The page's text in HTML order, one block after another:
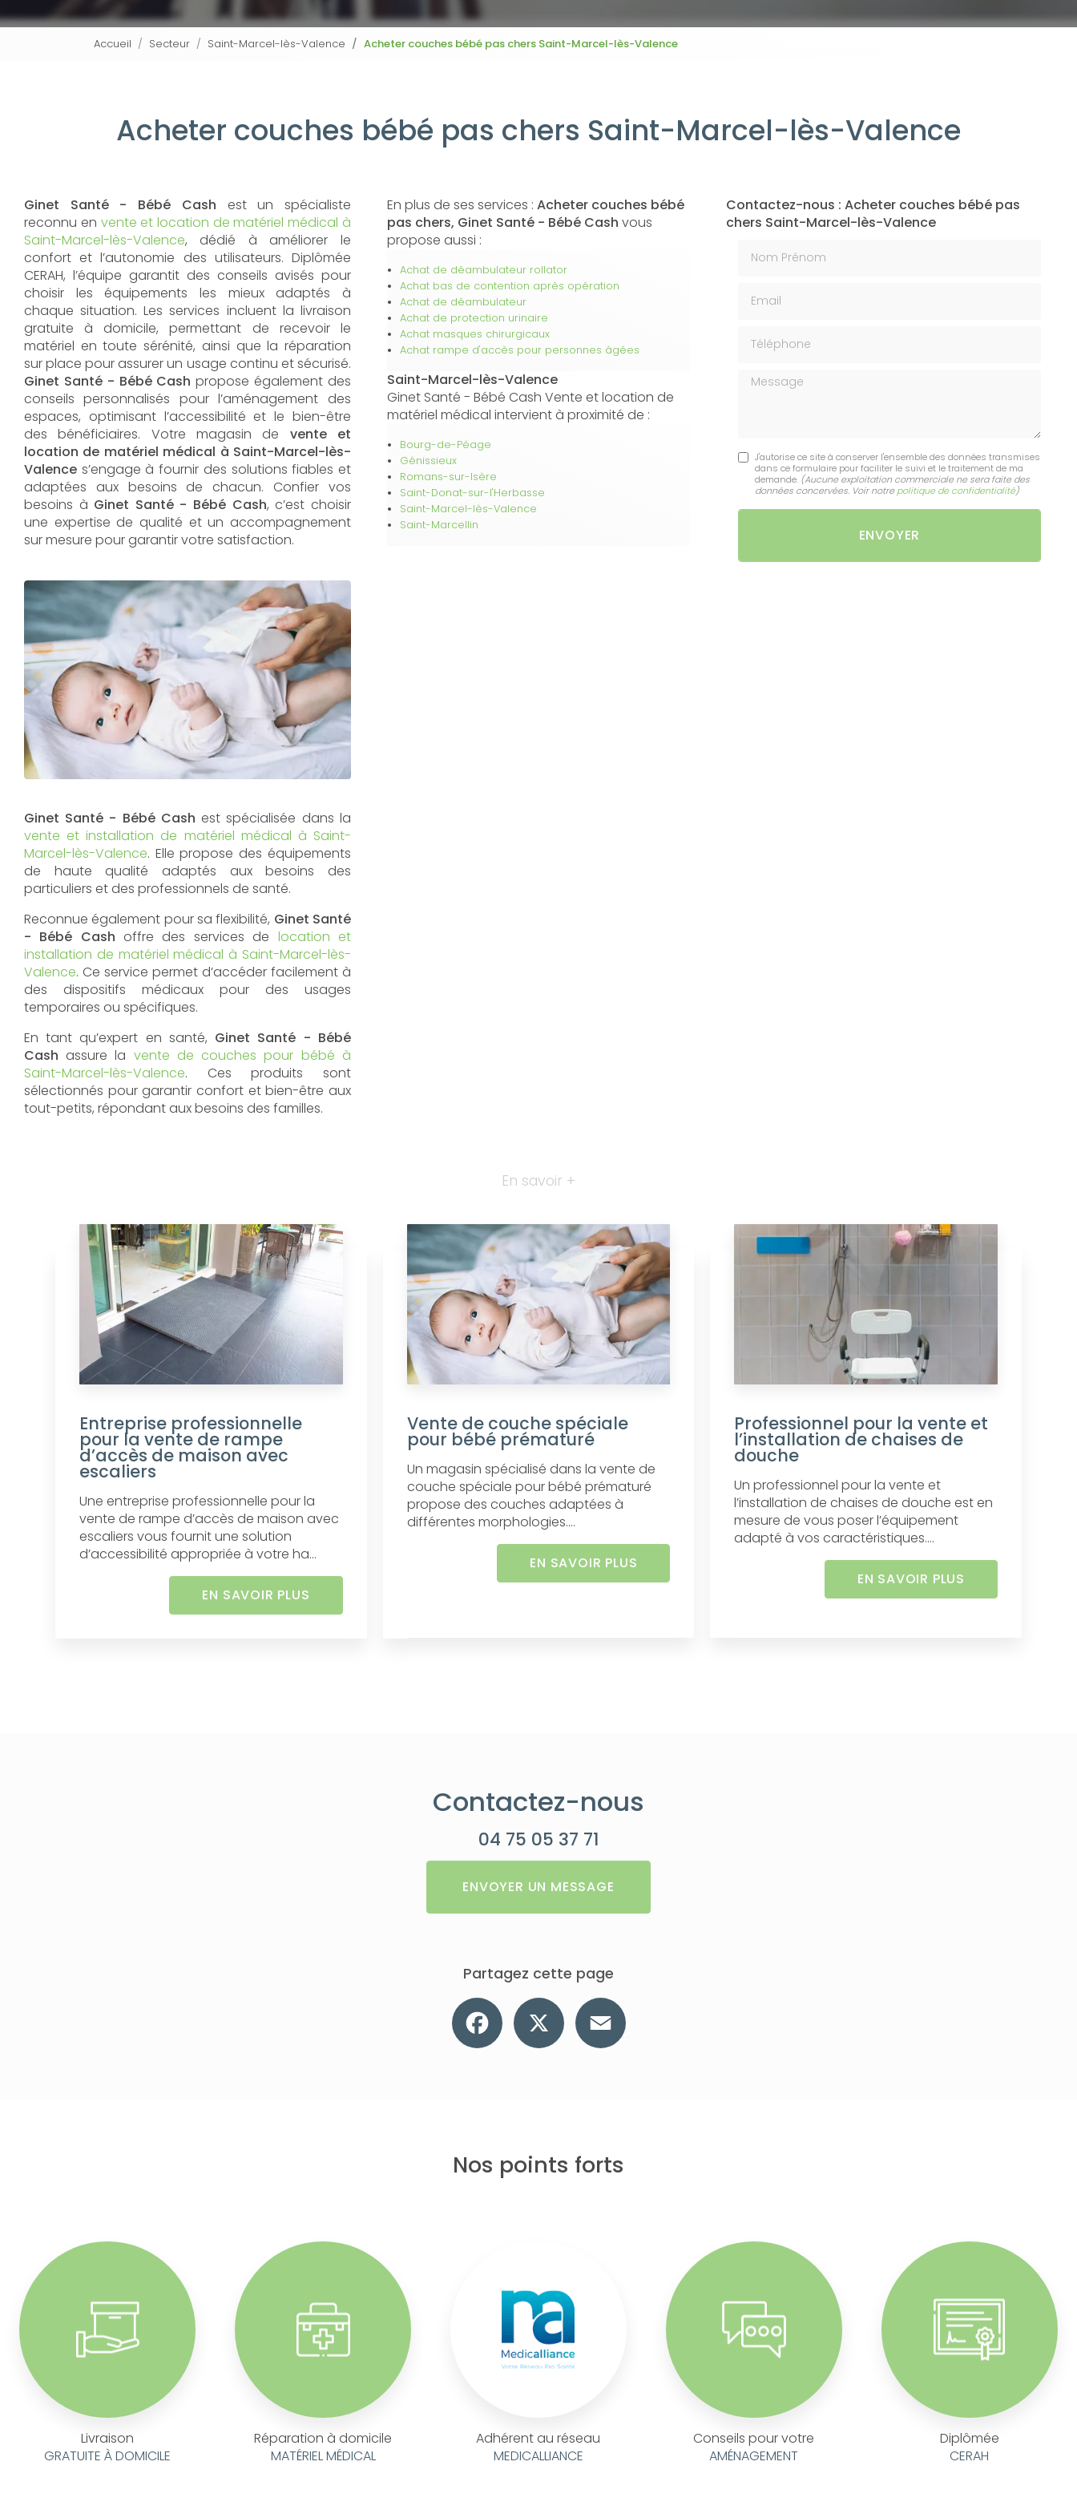
Accueil Secteur Saint-Marcel-lès-Valence Acheter couches bébé pas chers Saint-Marcel-lès-Valence
Acheter couches bébé pas chers Saint-Marcel-lès-Valence
Ginet Santé - Bébé Cash est un spécialiste
reconnu en vente et location de matériel médical à
Saint-Marcel-lès-Valence, dédié à améliorer le
confort et l’autonomie des utilisateurs. Diplômée
CERAH, l’équipe garantit des conseils avisés pour
choisir les équipements les mieux adaptés à
chaque situation. Les services incluent la livraison
gratuite à domicile, permettant de recevoir le
matériel en toute sérénité, ainsi que la réparation
sur place pour assurer un usage continu et sécurisé.
Ginet Santé - Bébé Cash propose également des
conseils personnalisés pour l’aménagement des
espaces, optimisant l’accessibilité et le bien-être
des bénéficiaires. Votre magasin de vente et
location de matériel médical à Saint-Marcel-lès-
Valence s’engage à fournir des solutions fiables et
adaptées aux besoins de chacun. Confier vos
besoins à Ginet Santé - Bébé Cash, c’est choisir
une expertise de qualité et un accompagnement
sur mesure pour garantir votre satisfaction.
Ginet Santé - Bébé Cash est spécialisée dans la
vente et installation de matériel médical à Saint-
Marcel-lès-Valence. Elle propose des équipements
de haute qualité adaptés aux besoins des
particuliers et des professionnels de santé.
Reconnue également pour sa flexibilité, Ginet Santé
- Bébé Cash offre des services de location et
installation de matériel médical à Saint-Marcel-lès-
Valence. Ce service permet d’accéder facilement à
des dispositifs médicaux pour des usages
temporaires ou spécifiques.
En tant qu’expert en santé, Ginet Santé - Bébé
Cash assure la vente de couches pour bébé à
Saint-Marcel-lès-Valence. Ces produits sont
sélectionnés pour garantir confort et bien-être aux
tout-petits, répondant aux besoins des familles.
En plus de ses services : Acheter couches bébé
pas chers, Ginet Santé - Bébé Cash vous
propose aussi :
Achat de déambulateur rollator
Achat bas de contention après opération
Achat de déambulateur
Achat de protection urinaire
Achat masques chirurgicaux
Achat rampe d'accès pour personnes âgées
Saint-Marcel-lès-Valence
Ginet Santé - Bébé Cash Vente et location de
matériel médical intervient à proximité de :
Bourg-de-Péage
Génissieux
Romans-sur-Isère
Saint-Donat-sur-l'Herbasse
Saint-Marcel-lès-Valence
Saint-Marcellin
Contactez-nous : Acheter couches bébé pas
chers Saint-Marcel-lès-Valence
Message
J'autorise ce site à conserver l'ensemble des données transmises
dans ce formulaire pour faciliter le suivi et le traitement de ma
demande. (Aucune exploitation commerciale ne sera faite des
données concervées. Voir notre politique de confidentialité)
En savoir +
Entreprise professionnelle
pour la vente de rampe
d’accès de maison avec
escaliers
Une entreprise professionnelle pour la
vente de rampe d’accès de maison avec
escaliers vous fournit une solution
d’accessibilité appropriée à votre ha...
EN SAVOIR PLUS
Vente de couche spéciale
pour bébé prématuré
Un magasin spécialisé dans la vente de
couche spéciale pour bébé prématuré
propose des couches adaptées à
différentes morphologies....
EN SAVOIR PLUS
Professionnel pour la vente et
l’installation de chaises de
douche
Un professionnel pour la vente et
l’installation de chaises de douche est en
mesure de vous poser l’équipement
adapté à vos caractéristiques....
EN SAVOIR PLUS
Contactez-nous
04 75 05 37 71
ENVOYER UN MESSAGE
Partagez cette page
Facebook
Nos points forts
Livraison
GRATUITE À DOMICILE
Réparation à domicile
MATÉRIEL MÉDICAL
Adhérent au réseau
MEDICALLIANCE
Conseils pour votre
AMÉNAGEMENT
Diplômée
CERAH